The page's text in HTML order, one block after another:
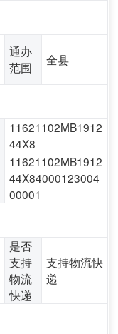
通办
范围
全县
11621102MB1912
44X8
11621102MB1912
44X84000123004
00001
是否
支持
物流
快递
支持物流快
递